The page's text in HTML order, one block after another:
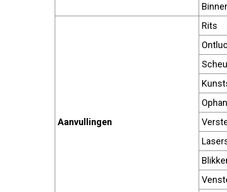
Aanvullingen
Rits